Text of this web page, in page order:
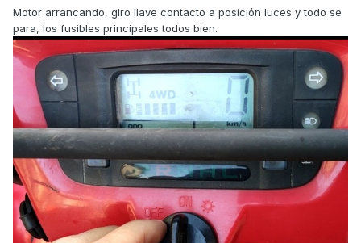
Motor arrancando, giro llave contacto a posición luces y todo se
para, los fusibles principales todos bien.